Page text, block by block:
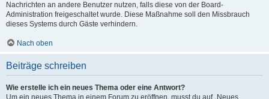
Nachrichten an andere Benutzer nutzen, falls diese von der Board-
Administration freigeschaltet wurde. Diese Maßnahme soll den Missbrauch
dieses Systems durch Gäste verhindern.
Nach oben
Beiträge schreiben
Wie erstelle ich ein neues Thema oder eine Antwort?
Um ein neues Thema in einem Forum zu eröffnen, musst du auf „Neues